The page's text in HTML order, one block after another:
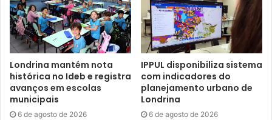
Londrina mantém nota
histórica no Ideb e registra
avanços em escolas
municipais
6 de agosto de 2026
IPPUL disponibiliza sistema
com indicadores do
planejamento urbano de
Londrina
6 de agosto de 2026